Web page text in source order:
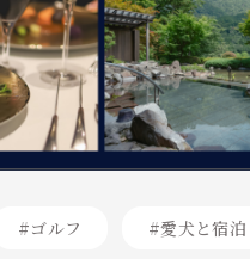
#ゴルフ #愛犬と宿泊